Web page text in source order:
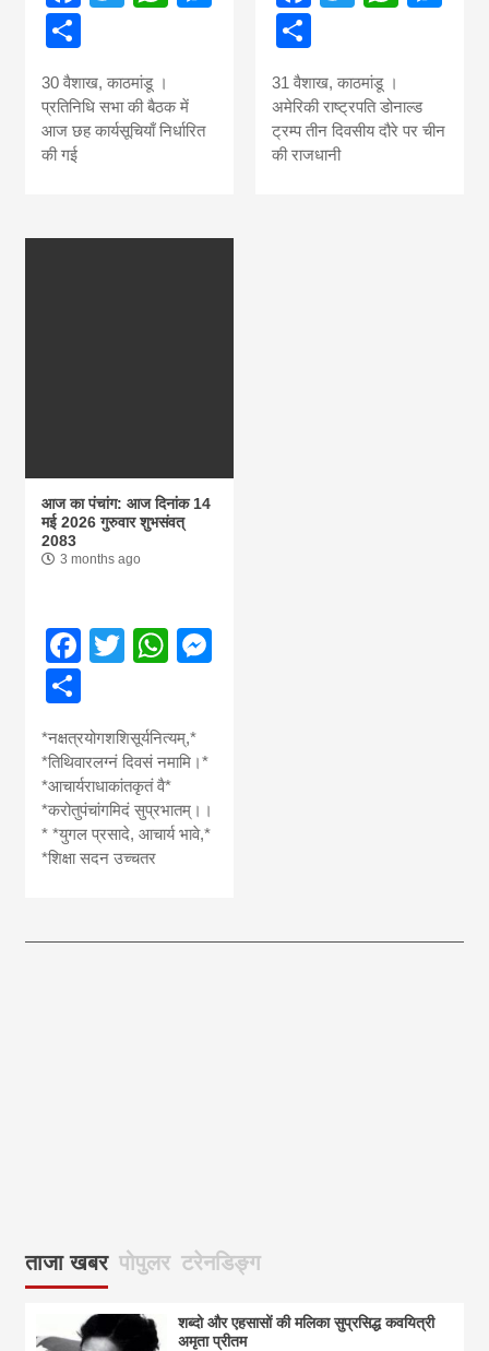
30 वैशाख, काठमांडू ।
प्रतिनिधि सभा की बैठक में
आज छह कार्यसूचियाँ निर्धारित
की गई
Share
31 वैशाख, काठमांडू ।
अमेरिकी राष्ट्रपति डोनाल्ड
ट्रम्प तीन दिवसीय दौरे पर चीन
की राजधानी
आज का पंचांग: आज दिनांक 14
मई 2026 गुरुवार शुभसंवत्
2083
3 months ago
Facebook
TwitterWhatsApp
*नक्षत्रयोगशशिसूर्यनित्यम्,*
*तिथिवारलग्नं दिवसं नमामि।*
*आचार्यराधाकांतकृतं वै*
*करोतुपंचांगमिदं सुप्रभातम्।।
* *युगल प्रसादे, आचार्य भावे,*
*शिक्षा सदन उच्चतर
ताजा खबर पोपुलर टरेनडिङ्ग
शब्दो और एहसासों की मलिका सुप्रसिद्ध कवयित्री
अमृता प्रीतम